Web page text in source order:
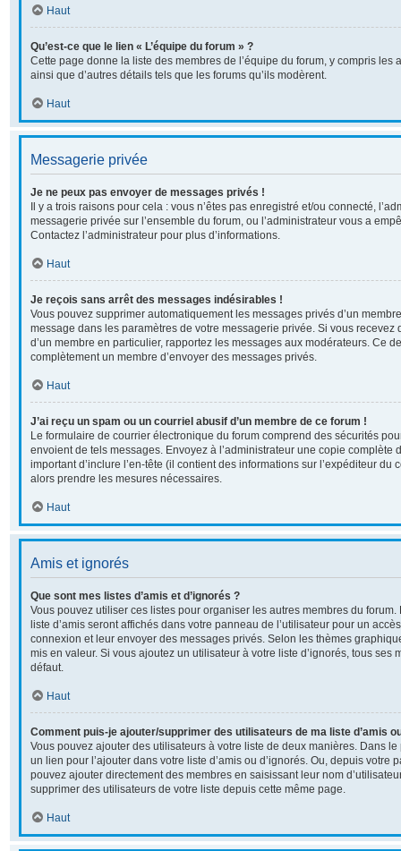
Haut
Qu’est-ce que le lien « L’équipe du forum » ?
Cette page donne la liste des membres de l’équipe du forum, y compris les
ainsi que d’autres détails tels que les forums qu’ils modèrent.
Haut
Messagerie privée
Je ne peux pas envoyer de messages privés !
Il y a trois raisons pour cela : vous n’êtes pas enregistré et/ou connecté,
messagerie privée sur l’ensemble du forum, ou l’administrateur vous a
Contactez l’administrateur pour plus d’informations.
Haut
Je reçois sans arrêt des messages indésirables !
Vous pouvez supprimer automatiquement les messages privés d’un
message dans les paramètres de votre messagerie privée. Si vous recevez
d’un membre en particulier, rapportez les messages aux modérateurs. Ce
complètement un membre d’envoyer des messages privés.
Haut
J’ai reçu un spam ou un courriel abusif d’un membre de ce forum !
Le formulaire de courrier électronique du forum comprend des sécurités
envoient de tels messages. Envoyez à l’administrateur une copie complète
important d’inclure l’en-tête (il contient des informations sur l’expéditeur du
alors prendre les mesures nécessaires.
Haut
Amis et ignorés
Que sont mes listes d’amis et d’ignorés ?
Vous pouvez utiliser ces listes pour organiser les autres membres du
liste d’amis seront affichés dans votre panneau de l’utilisateur pour un
connexion et leur envoyer des messages privés. Selon les thèmes
mis en valeur. Si vous ajoutez un utilisateur à votre liste d’ignorés, tous ses
défaut.
Haut
Comment puis-je ajouter/supprimer des utilisateurs de ma liste d’amis
Vous pouvez ajouter des utilisateurs à votre liste de deux manières. Dans
un lien pour l’ajouter dans votre liste d’amis ou d’ignorés. Ou, depuis votre
pouvez ajouter directement des membres en saisissant leur nom
supprimer des utilisateurs de votre liste depuis cette même page.
Haut